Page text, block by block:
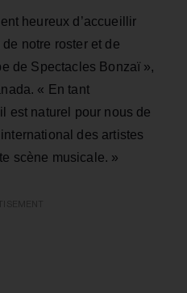
heureux d’accueillir
notre roster et de
de Spectacles Bonzaï »,
« En tant
est naturel pour nous de
des artistes
scène musicale. »